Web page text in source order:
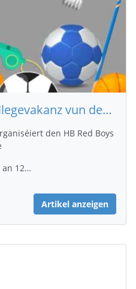
Stage an der Allerhellegevakanz vun der Red Boys Déifferdeng
den HB Red Boys
an 12…
Artikel anzeigen